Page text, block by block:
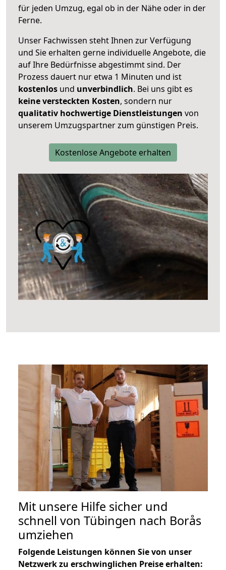
für jeden Umzug, egal ob in der Nähe oder in der
Ferne.
Unser Fachwissen steht Ihnen zur Verfügung
und Sie erhalten gerne individuelle Angebote, die
auf Ihre Bedürfnisse abgestimmt sind. Der
Prozess dauert nur etwa 1 Minuten und ist
kostenlos und unverbindlich. Bei uns gibt es
keine versteckten Kosten, sondern nur
qualitativ hochwertige Dienstleistungen von
unserem Umzugspartner zum günstigen Preis.
Kostenlose Angebote erhalten
Mit unsere Hilfe sicher und
schnell von Tübingen nach Borås
umziehen
Folgende Leistungen können Sie von unser
Netzwerk zu erschwinglichen Preise erhalten: